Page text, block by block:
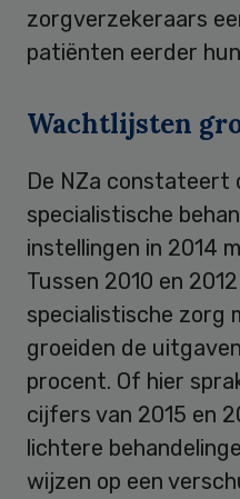
zorgverzekeraars
patiënten eerder
Wachtlijsten
De NZa constateert
specialistische
instellingen in 2014
Tussen 2010 en
specialistische zorg
groeiden de
procent. Of hier
cijfers van 2015 en
lichtere
wijzen op een